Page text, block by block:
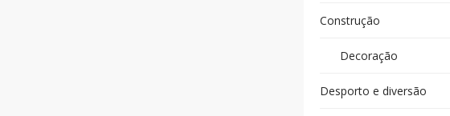
Construção
Decoração
Desporto e diversão